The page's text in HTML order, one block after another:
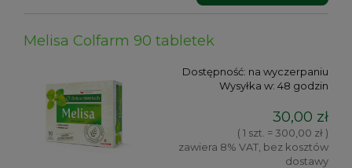
Melisa Colfarm 90 tabletek
Dostępność: na wyczerpaniu
Wysyłka w: 48 godzin
30,00 zł
( 1 szt. = 300,00 zł )
zawiera 8% VAT, bez kosztów
dostawy